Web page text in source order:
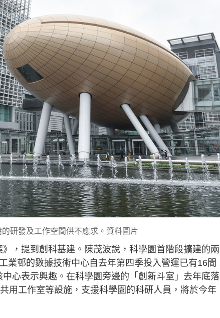
研發及工作空間供不應求。資料圖片
，提到創科基建。陳茂波說，科學園首階段擴建的兩
業邨的數據技術中心自去年第四季投入營運已有16間
心表示興趣。在科學園旁邊的「創新斗室」去年底落
用工作室等設施，支援科學園的科研人員，將於今年